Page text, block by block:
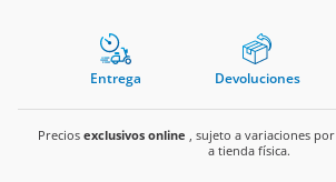
Entrega Devoluciones
Precios exclusivos online , sujeto a variaciones
a tienda física.